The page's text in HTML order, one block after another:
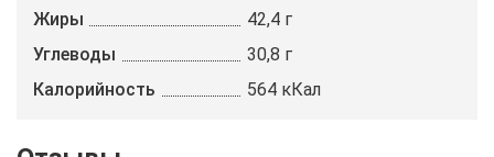
Жиры
42,4 г
Углеводы
30,8 г
Калорийность
564 кКал